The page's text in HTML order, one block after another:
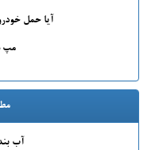
آیا حمل
مپ
آب